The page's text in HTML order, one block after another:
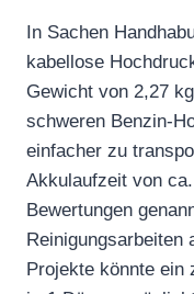
In Sachen
kabellose
Gewicht von 2,27
schweren Benzin-
einfacher zu
Akkulaufzeit von
Bewertungen
Reinigungsarbeiten
Projekte könnte ein